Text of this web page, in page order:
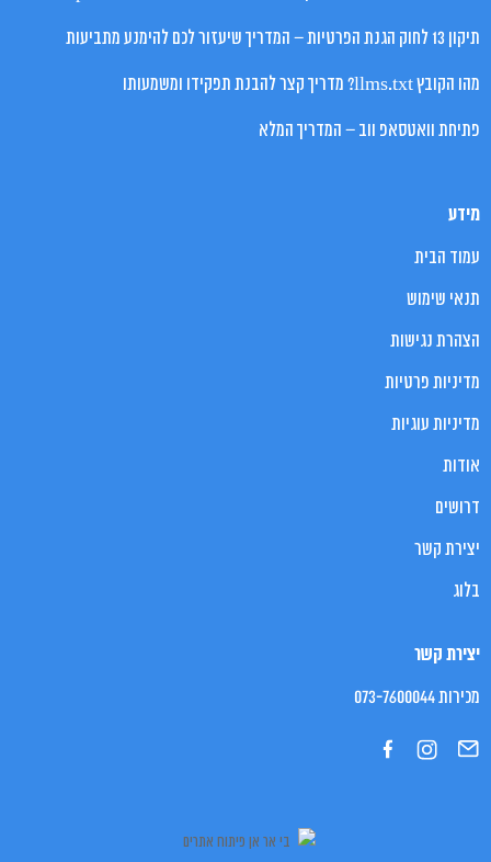
תיקון 13 לחוק הגנת הפרטיות – המדריך שיעזור לכם להימנע מתביעות
מהו הקובץ llms.txt? מדריך קצר להבנת תפקידו ומשמעותו
פתיחת וואטסאפ ווב – המדריך המלא
מידע
עמוד הבית
תנאי שימוש
הצהרת נגישות
מדיניות פרטיות
מדיניות עוגיות
אודות
דרושים
יצירת קשר
בלוג
יצירת קשר
מכירות 073-7600044